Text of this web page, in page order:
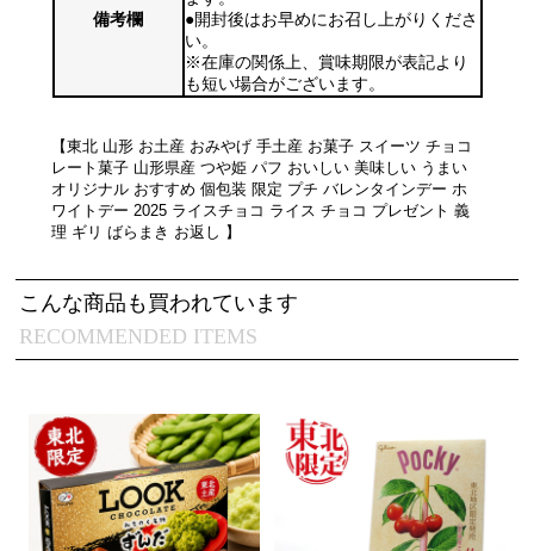
備考欄
●開封後はお早めにお召し上がりくださ
い。
※在庫の関係上、賞味期限が表記より
も短い場合がございます。
【東北 山形 お土産 おみやげ 手土産 お菓子 スイーツ チョコ
レート菓子 山形県産 つや姫 パフ おいしい 美味しい うまい
オリジナル おすすめ 個包装 限定 プチ バレンタインデー ホ
ワイトデー 2025 ライスチョコ ライス チョコ プレゼント 義
理 ギリ ばらまき お返し 】
RECOMMENDED ITEMS
こんな商品も買われています